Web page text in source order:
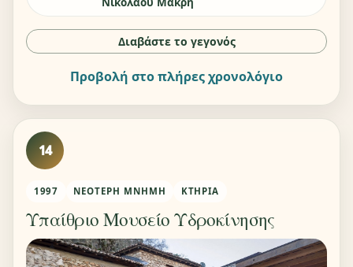
Διαβάστε το γεγονός
Προβολή στο πλήρες χρονολόγιο
14
1997 ΝΕΌΤΕΡΗ ΜΝΉΜΗ ΚΤΉΡΙΑ
Υπαίθριο Μουσείο Υδροκίνησης